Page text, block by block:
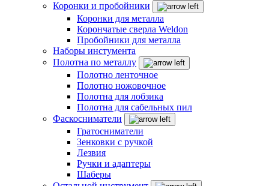
Коронки и пробойники
Коронки для металла
Корончатые сверла Weldon
Пробойники для металла
Наборы инстумента
Полотна по металлу
Полотно ленточное
Полотно ножовочное
Полотна для лобзика
Полотна для сабельных пил
Фаскосниматели
Гратосниматели
Зенковки с ручкой
Лезвия
Ручки и адаптеры
Шаберы